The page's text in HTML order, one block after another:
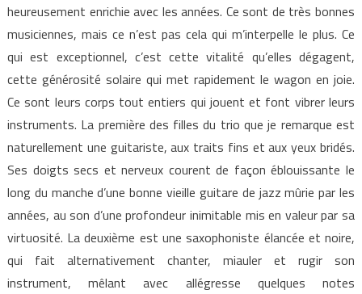
heureusement enrichie avec les années. Ce sont de très bonnes
musiciennes, mais ce n’est pas cela qui m’interpelle le plus. Ce
qui est exceptionnel, c’est cette vitalité qu’elles dégagent,
cette générosité solaire qui met rapidement le wagon en joie.
Ce sont leurs corps tout entiers qui jouent et font vibrer leurs
instruments. La première des filles du trio que je remarque est
naturellement une guitariste, aux traits fins et aux yeux bridés.
Ses doigts secs et nerveux courent de façon éblouissante le
long du manche d’une bonne vieille guitare de jazz mûrie par les
années, au son d’une profondeur inimitable mis en valeur par sa
virtuosité. La deuxième est une saxophoniste élancée et noire,
qui fait alternativement chanter, miauler et rugir son
instrument, mêlant avec allégresse quelques notes